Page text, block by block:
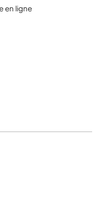
en ligne